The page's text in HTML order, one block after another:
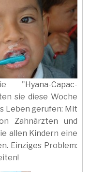
"Hyana-Capac-
sie diese Woche
Leben gerufen: Mit
Zahnärzten und
allen Kindern eine
Einziges Problem: